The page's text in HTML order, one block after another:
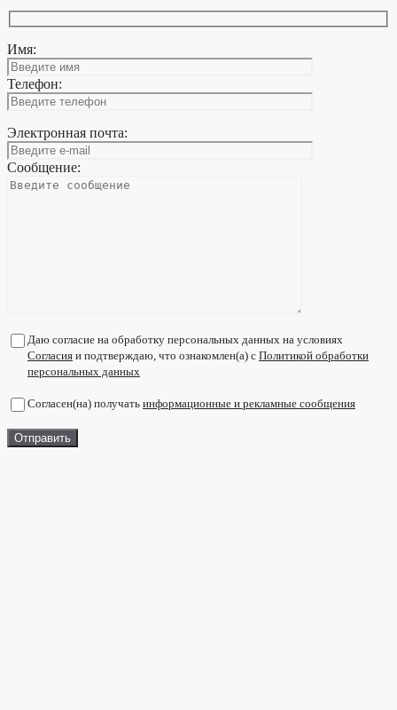
Имя:
Телефон:
Электронная почта:
Сообщение:
Даю согласие на обработку персональных данных на условиях
Согласия и подтверждаю, что ознакомлен(а) с Политикой обработки
персональных данных
Согласен(на) получать информационные и рекламные сообщения